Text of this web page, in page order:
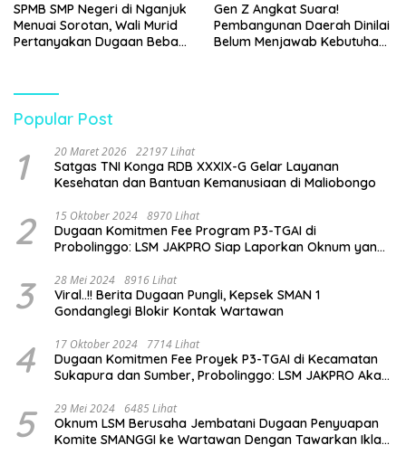
SPMB SMP Negeri di Nganjuk
Menuai Sorotan, Wali Murid
Pertanyakan Dugaan Beban
Pendidikan
Gen Z Angkat Suara!
Pembangunan Daerah Dinilai
Belum Menjawab Kebutuhan
Popular Post
1 20 Maret 2026 22197 Lihat
Satgas TNI Konga RDB XXXIX-G Gelar Layanan
Kesehatan dan Bantuan Kemanusiaan di Maliobongo
2 15 Oktober 2024 8970 Lihat
Dugaan Komitmen Fee Program P3-TGAI di
Probolinggo: LSM JAKPRO Siap Laporkan Oknum yang
3 28 Mei 2024 8916 Lihat
Viral..!! Berita Dugaan Pungli, Kepsek SMAN 1
Gondanglegi Blokir Kontak Wartawan
4 17 Oktober 2024 7714 Lihat
Dugaan Komitmen Fee Proyek P3-TGAI di Kecamatan
Sukapura dan Sumber, Probolinggo: LSM JAKPRO Akan
5 29 Mei 2024 6485 Lihat
Oknum LSM Berusaha Jembatani Dugaan Penyuapan
Komite SMANGGI ke Wartawan Dengan Tawarkan Iklan